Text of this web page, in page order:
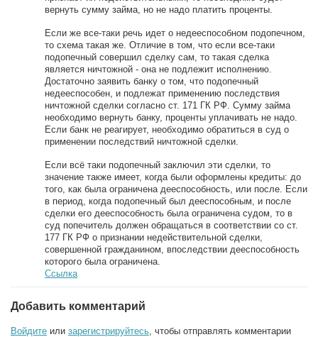
вернуть сумму займа, но не надо платить проценты.
Если же все-таки речь идет о недееспособном подопечном,
то схема такая же. Отличие в том, что если все-таки
подопечный совершил сделку сам, то такая сделка
является ничтожной - она не подлежит исполнению.
Достаточно заявить банку о том, что подопечный
недееспособен, и подлежат применению последствия
ничтожной сделки согласно ст. 171 ГК РФ. Сумму займа
необходимо вернуть банку, проценты уплачивать не надо.
Если банк не реагирует, необходимо обратиться в суд о
применении последствий ничтожной сделки.
Если всё таки подопечный заключил эти сделки, то
значение также имеет, когда были оформлены кредиты: до
того, как была ограничена дееспособность, или после. Если
в период, когда подопечный был дееспособным, и после
сделки его дееспособность была ограничена судом, то в
суд попечитель должен обращаться в соответствии со ст.
177 ГК РФ о признании недействительной сделки,
совершенной гражданином, впоследствии дееспособность
которого была ограничена.
Ссылка
Добавить комментарий
Войдите или зарегистрируйтесь , чтобы отправлять комментарии